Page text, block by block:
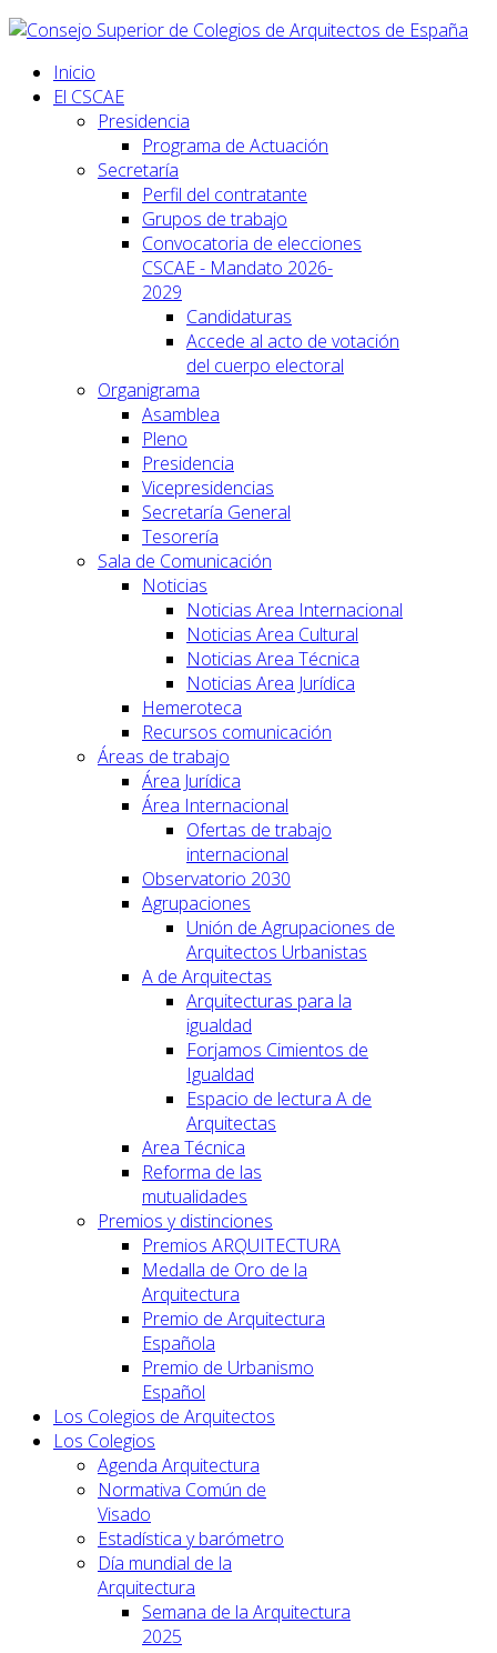
Inicio
El CSCAE
Presidencia
Programa de Actuación
Secretaría
Perfil del contratante
Grupos de trabajo
Convocatoria de elecciones
CSCAE - Mandato 2026-
2029
Candidaturas
Accede al acto de votación
del cuerpo electoral
Organigrama
Asamblea
Pleno
Presidencia
Vicepresidencias
Secretaría General
Tesorería
Sala de Comunicación
Noticias
Noticias Area Internacional
Noticias Area Cultural
Noticias Area Técnica
Noticias Area Jurídica
Hemeroteca
Recursos comunicación
Áreas de trabajo
Área Jurídica
Área Internacional
Ofertas de trabajo
internacional
Observatorio 2030
Agrupaciones
Unión de Agrupaciones de
Arquitectos Urbanistas
A de Arquitectas
Arquitecturas para la
igualdad
Forjamos Cimientos de
Igualdad
Espacio de lectura A de
Arquitectas
Area Técnica
Reforma de las
mutualidades
Premios y distinciones
Premios ARQUITECTURA
Medalla de Oro de la
Arquitectura
Premio de Arquitectura
Española
Premio de Urbanismo
Español
Los Colegios de Arquitectos
Los Colegios
Agenda Arquitectura
Normativa Común de
Visado
Estadística y barómetro
Día mundial de la
Arquitectura
Semana de la Arquitectura
2025